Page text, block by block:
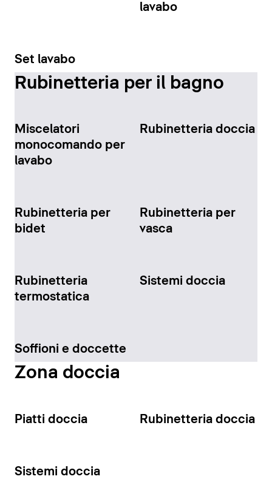
lavabo
Set lavabo
Rubinetteria per il bagno
Miscelatori
monocomando per
lavabo
Rubinetteria doccia
Rubinetteria per
bidet
Rubinetteria per
vasca
Rubinetteria
termostatica
Sistemi doccia
Soffioni e doccette
Zona doccia
Piatti doccia Rubinetteria doccia
Sistemi doccia